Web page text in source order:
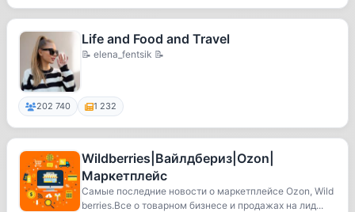
Life and Food and Travel
📝 elena_fentsik 📝
202 740 1 232
Wildberries|Вайлдбериз|Ozon|
Маркетплейс
Самые последние новости о маркетплейсе Ozon, Wild
berries.Все о товарном бизнесе и продажах на лид...